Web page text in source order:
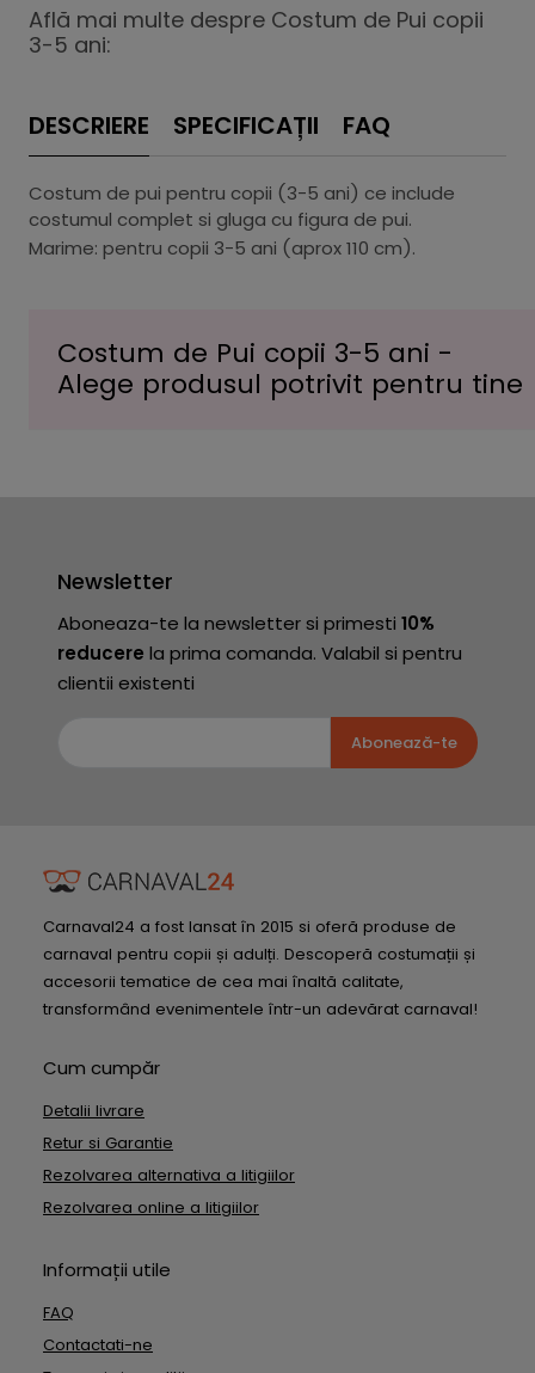
Află mai multe despre Costum de Pui copii
3-5 ani:
DESCRIERE SPECIFICAȚII FAQ
Costum de pui pentru copii (3-5 ani) ce include
costumul complet si gluga cu figura de pui.
Marime: pentru copii 3-5 ani (aprox 110 cm).
Costum de Pui copii 3-5 ani -
Alege produsul potrivit pentru tine
Newsletter
Aboneaza-te la newsletter si primesti 10%
reducere la prima comanda. Valabil si pentru
clientii existenti
Abonează-te
Carnaval24 a fost lansat în 2015 si oferă produse de
carnaval pentru copii și adulți. Descoperă costumații și
accesorii tematice de cea mai înaltă calitate,
transformând evenimentele într-un adevărat carnaval!
Cum cumpăr
Detalii livrare
Retur si Garantie
Rezolvarea alternativa a litigiilor
Rezolvarea online a litigiilor
Informații utile
FAQ
Contactati-ne